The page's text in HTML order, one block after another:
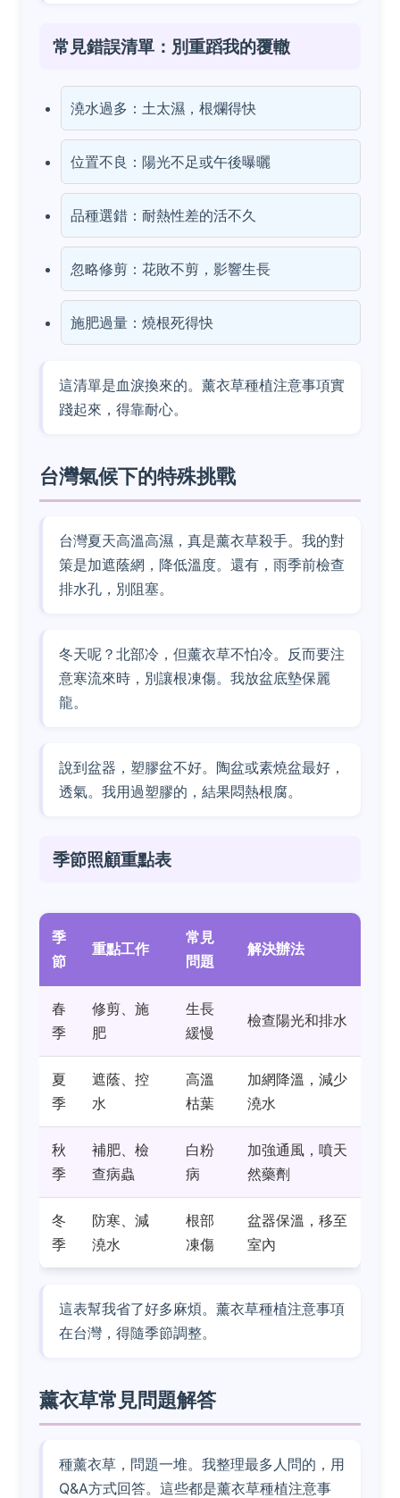
常見錯誤清單：別重蹈我的覆轍
澆水過多：土太濕，根爛得快
位置不良：陽光不足或午後曝曬
品種選錯：耐熱性差的活不久
忽略修剪：花敗不剪，影響生長
施肥過量：燒根死得快
這清單是血淚換來的。薰衣草種植注意事項實
踐起來，得靠耐心。
台灣氣候下的特殊挑戰
台灣夏天高溫高濕，真是薰衣草殺手。我的對
策是加遮蔭網，降低溫度。還有，雨季前檢查
排水孔，別阻塞。
冬天呢？北部冷，但薰衣草不怕冷。反而要注
意寒流來時，別讓根凍傷。我放盆底墊保麗
龍。
說到盆器，塑膠盆不好。陶盆或素燒盆最好，
透氣。我用過塑膠的，結果悶熱根腐。
季節照顧重點表
季
節
重點工作
常見
問題
解決辦法
春
季
修剪、施
肥
生長
緩慢
檢查陽光和排水
夏
季
遮蔭、控
水
高溫
枯葉
加網降溫，減少
澆水
秋
季
補肥、檢
查病蟲
白粉
病
加強通風，噴天
然藥劑
冬
季
防寒、減
澆水
根部
凍傷
盆器保溫，移至
室內
這表幫我省了好多麻煩。薰衣草種植注意事項
在台灣，得隨季節調整。
薰衣草常見問題解答
種薰衣草，問題一堆。我整理最多人問的，用
Q&A方式回答。這些都是薰衣草種植注意事